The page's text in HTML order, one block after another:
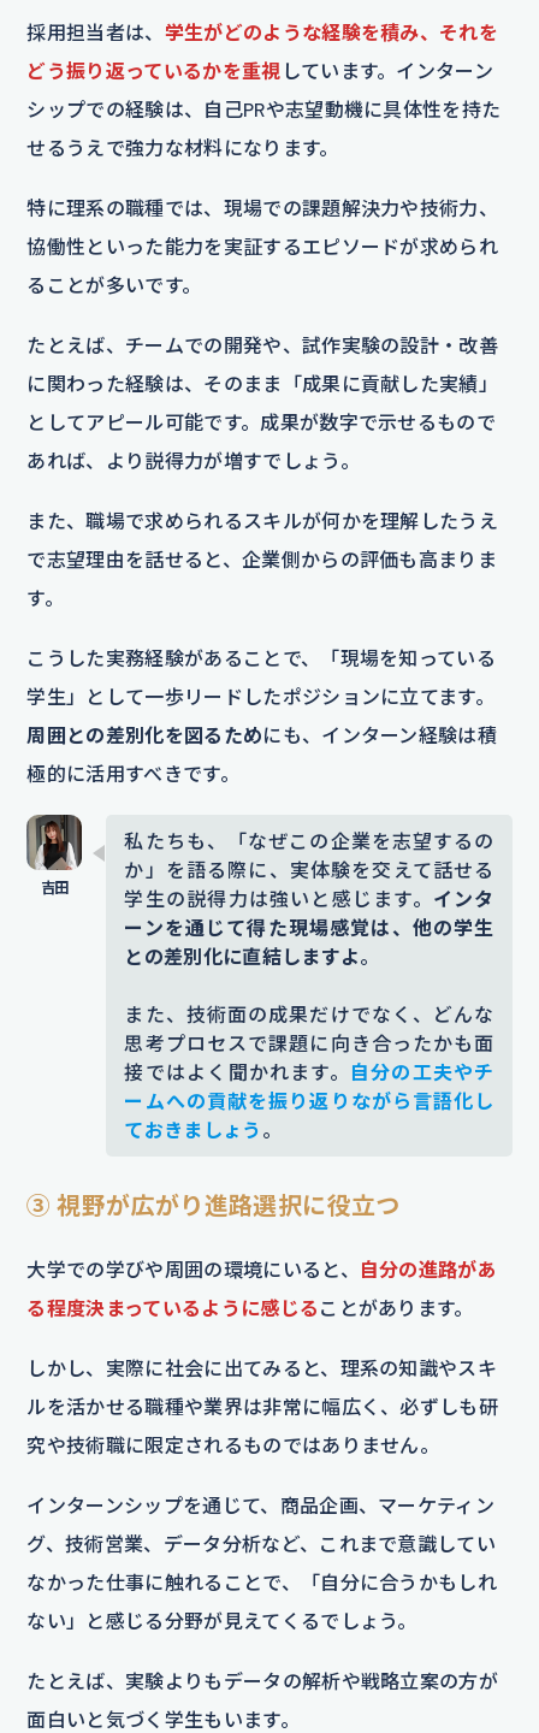
採用担当者は、 学生がどのような経験を積み、それを
どう振り返っているかを重視 しています。インターン
シップでの経験は、自己PRや志望動機に具体性を持た
せるうえで強力な材料になります。
特に理系の職種では、現場での課題解決力や技術力、
協働性といった能力を実証するエピソードが求められ
ることが多いです。
たとえば、チームでの開発や、試作実験の設計・改善
に関わった経験は、そのまま「成果に貢献した実績」
としてアピール可能です。成果が数字で示せるもので
あれば、より説得力が増すでしょう。
また、職場で求められるスキルが何かを理解したうえ
で志望理由を話せると、企業側からの評価も高まりま
す。
こうした実務経験があることで、「現場を知っている
学生」として一歩リードしたポジションに立てます。
周囲との差別化を図るためにも、インターン経験は積
極的に活用すべきです。
私たちも、「なぜこの企業を志望するの
か」を語る際に、実体験を交えて話せる
学生の説得力は強いと感じます。 インタ
ーンを通じて得た現場感覚は、他の学生
との差別化に直結しますよ。
また、技術面の成果だけでなく、どんな
思考プロセスで課題に向き合ったかも面
接ではよく聞かれます。
自分の工夫やチ
ームへの貢献を振り返りながら言語化し
ておきましょう 。
③ 視野が広がり進路選択に役立つ
大学での学びや周囲の環境にいると、
自分の進路があ
る程度決まっているように感じる ことがあります。
しかし、実際に社会に出てみると、理系の知識やスキ
ルを活かせる職種や業界は非常に幅広く、必ずしも研
究や技術職に限定されるものではありません。
インターンシップを通じて、商品企画、マーケティン
グ、技術営業、データ分析など、これまで意識してい
なかった仕事に触れることで、「自分に合うかもしれ
ない」と感じる分野が見えてくるでしょう。
たとえば、実験よりもデータの解析や戦略立案の方が
面白いと気づく学生もいます。